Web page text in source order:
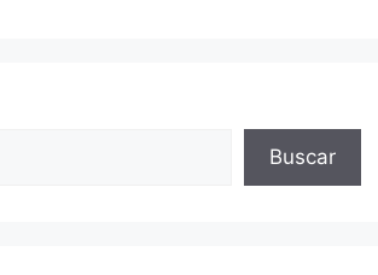
Buscar